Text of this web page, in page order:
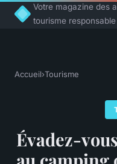
Votre magazine des
tourisme responsable
Accueil›Tourisme
Évadez-